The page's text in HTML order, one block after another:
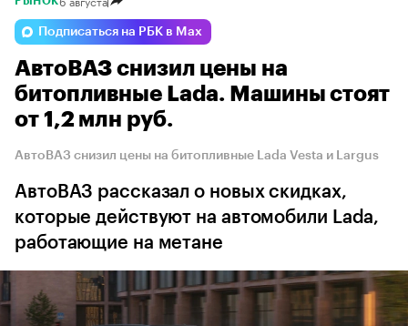
Подписаться на РБК в Max
АвтоВАЗ снизил цены на
битопливные Lada. Машины стоят
от 1,2 млн руб.
АвтоВАЗ снизил цены на битопливные Lada Vesta и Largus
АвтоВАЗ рассказал о новых скидках,
которые действуют на автомобили Lada,
работающие на метане